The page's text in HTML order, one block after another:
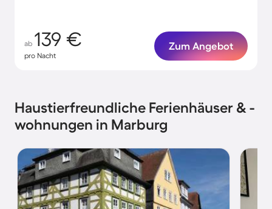
ab 139 €
pro Nacht
Zum Angebot
Haustierfreundliche Ferienhäuser & -
wohnungen in Marburg